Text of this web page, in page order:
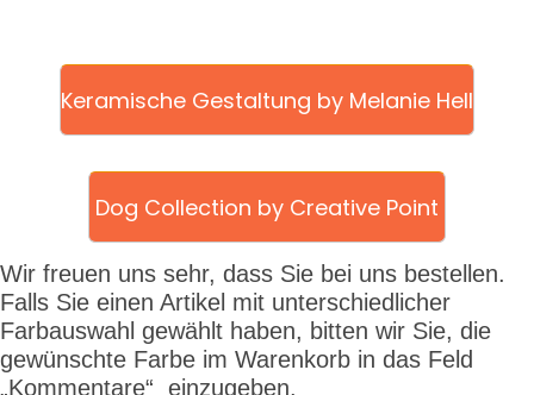
Keramische Gestaltung by Melanie Hell
Dog Collection by Creative Point
Wir freuen uns sehr, dass Sie bei uns bestellen.
Falls Sie einen Artikel mit unterschiedlicher
Farbauswahl gewählt haben, bitten wir Sie, die
gewünschte Farbe im Warenkorb in das Feld
„Kommentare“ einzugeben.